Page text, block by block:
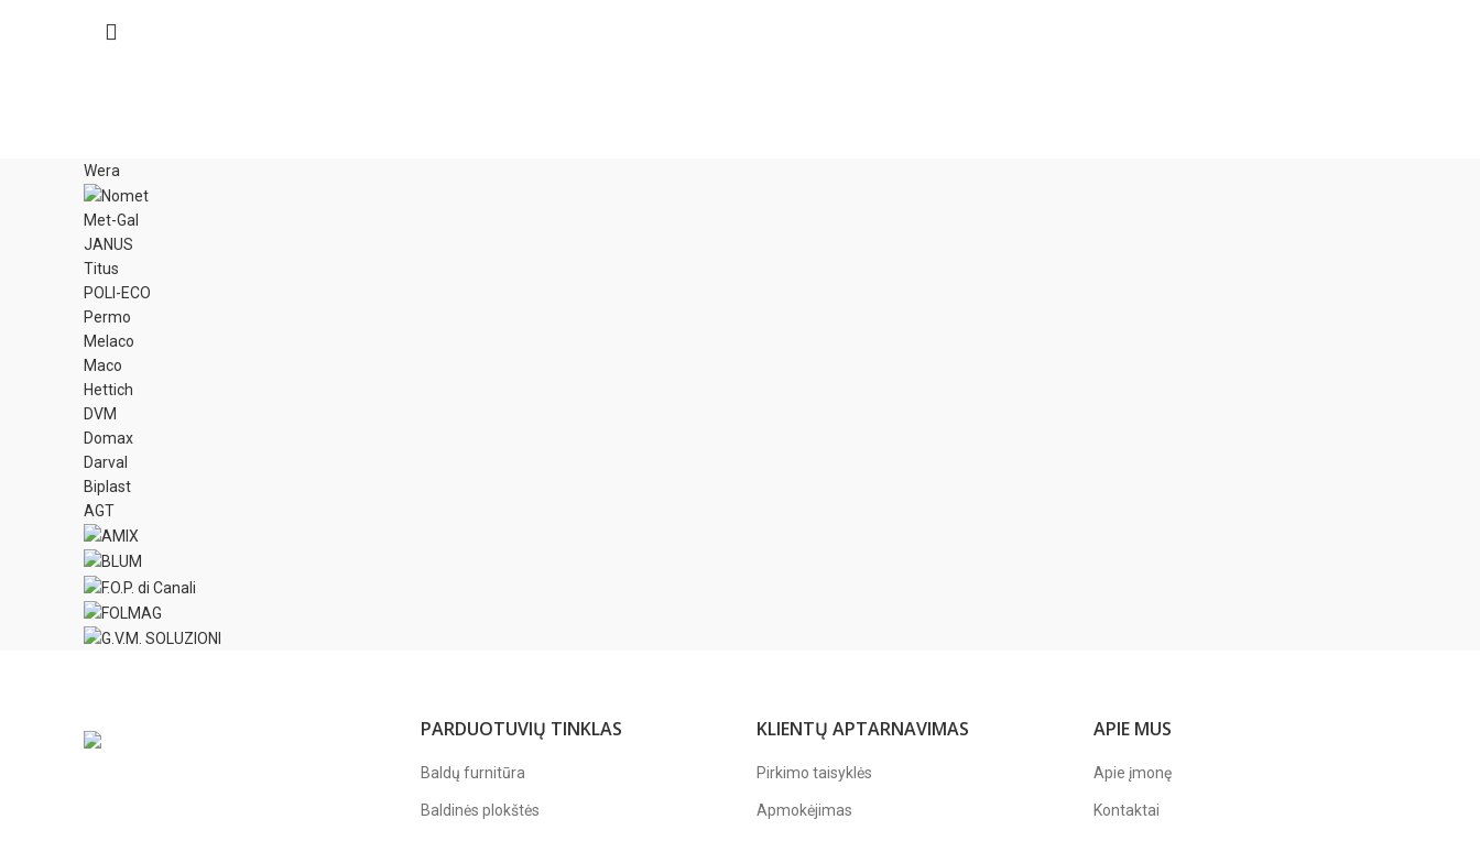
Wera
Met-Gal
JANUS
Titus
POLI-ECO
Permo
Melaco
Maco
Hettich
DVM
Domax
Darval
Biplast
AGT
PARDUOTUVIŲ TINKLAS
Baldų furnitūra
Baldinės plokštės
KLIENTŲ APTARNAVIMAS
Pirkimo taisyklės
Apmokėjimas
APIE MUS
Apie įmonę
Kontaktai